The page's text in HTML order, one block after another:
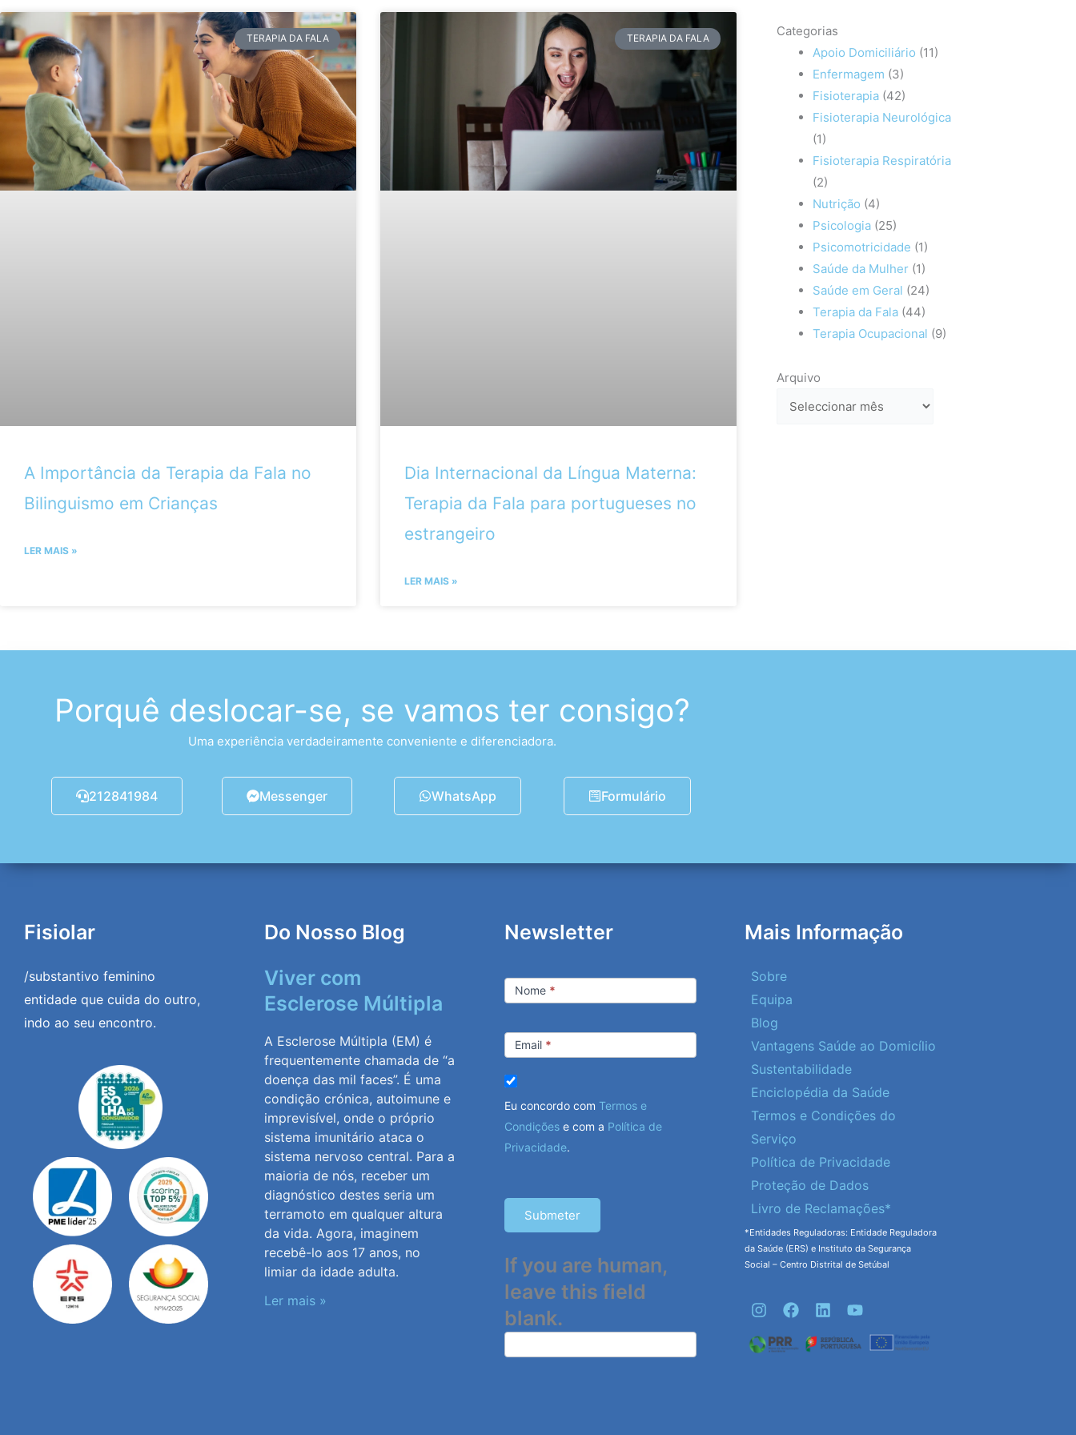
TERAPIA DA FALA
A Importância da Terapia da Fala no
Bilinguismo em Crianças
LER MAIS »
TERAPIA DA FALA
Dia Internacional da Língua Materna:
Terapia da Fala para portugueses no
estrangeiro
LER MAIS »
Categorias
Apoio Domiciliário (11)
Enfermagem (3)
Fisioterapia (42)
Fisioterapia Neurológica
(1)
Fisioterapia Respiratória
(2)
Nutrição (4)
Psicologia (25)
Psicomotricidade (1)
Saúde da Mulher (1)
Saúde em Geral (24)
Terapia da Fala (44)
Terapia Ocupacional (9)
Arquivo
Arquivo
Porquê deslocar-se, se vamos ter consigo?
Uma experiência verdadeiramente conveniente e diferenciadora.
212841984 Messenger WhatsApp Formulário
Fisiolar
/substantivo feminino
entidade que cuida do outro,
indo ao seu encontro.
Do Nosso Blog
Viver com
Esclerose Múltipla
A Esclerose Múltipla (EM) é
frequentemente chamada de “a
doença das mil faces”. É uma
condição crónica, autoimune e
imprevisível, onde o próprio
sistema imunitário ataca o
sistema nervoso central. Para a
maioria de nós, receber um
diagnóstico destes seria um
terramoto em qualquer altura
da vida. Agora, imaginem
recebê-lo aos 17 anos, no
limiar da idade adulta.
Ler mais »
Newsletter
Newsletter
Nome *
Email *
Eu concordo com Termos e
Condições e com a Política de
Privacidade.
Submeter
If you are human,
leave this field
blank.
Mais Informação
Sobre
Equipa
Blog
Vantagens Saúde ao Domicílio
Sustentabilidade
Enciclopédia da Saúde
Termos e Condições do
Serviço
Política de Privacidade
Proteção de Dados
Livro de Reclamações*
*Entidades Reguladoras: Entidade Reguladora
da Saúde (ERS) e Instituto da Segurança
Social – Centro Distrital de Setúbal
I
n
s
t
F
a
e
L
i
k
o
t